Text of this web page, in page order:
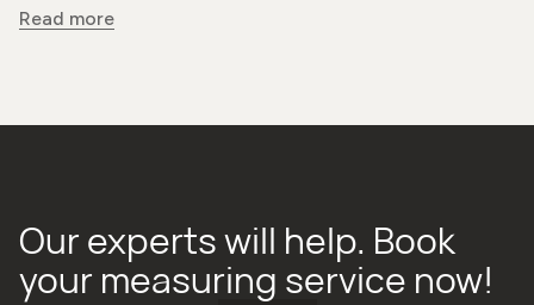
Read more
Our experts will help. Book
your measuring service now!